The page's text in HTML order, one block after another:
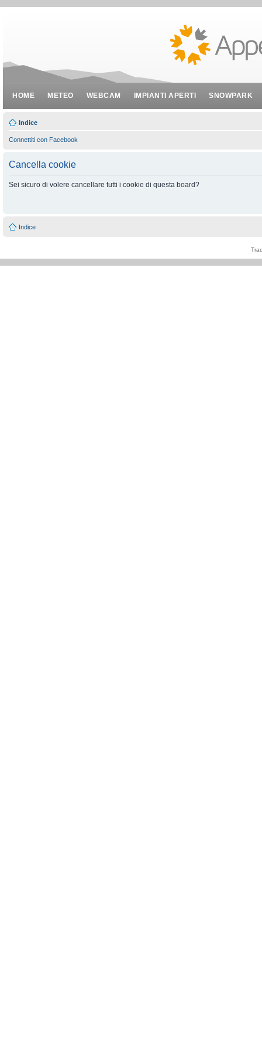
HOME METEO WEBCAM IMPIANTI APERTI SNOWPARK
Indice
Connettiti con Facebook
Cancella cookie
Sei sicuro di volere cancellare tutti i cookie di questa board?
Indice